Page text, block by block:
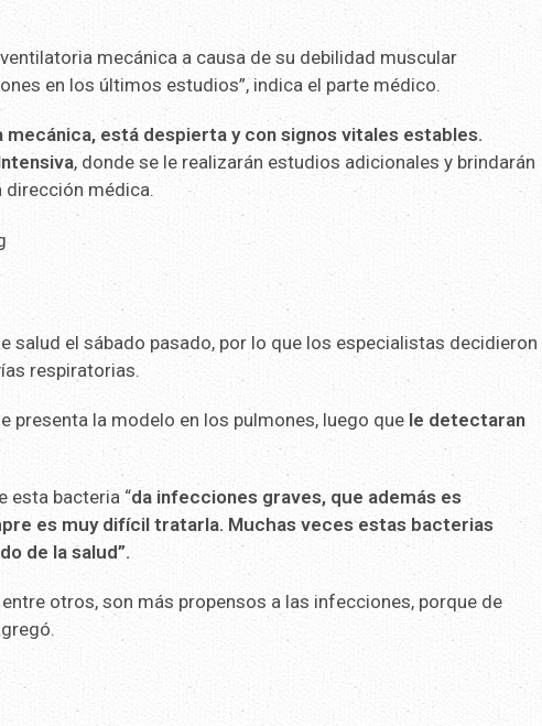
mecánica a causa de su debilidad muscular
en los últimos estudios”, indica el parte médico.
está despierta y con signos vitales estables.
, donde se le realizarán estudios adicionales y brindarán
médica.
salud el sábado pasado, por lo que los especialistas decidieron
respiratorias.
presenta la modelo en los pulmones, luego que le detectaran
esta bacteria “da infecciones graves, que además es
es muy difícil tratarla. Muchas veces estas bacterias
de la salud”.
otros, son más propensos a las infecciones, porque de